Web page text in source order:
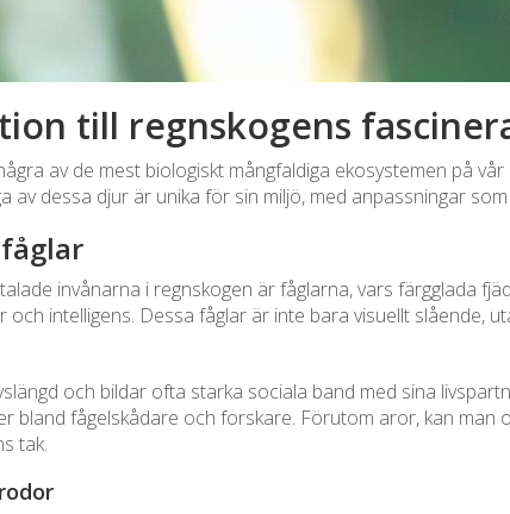
till regnskogens
av de mest biologiskt mångfaldiga ekosystemen på
av dessa djur är unika för sin miljö, med anpassningar
invånarna i regnskogen är fåglarna, vars färgglada
och intelligens. Dessa fåglar är inte bara visuellt
och bildar ofta starka sociala band med sina
bland fågelskådare och forskare. Förutom aror, kan
tak.